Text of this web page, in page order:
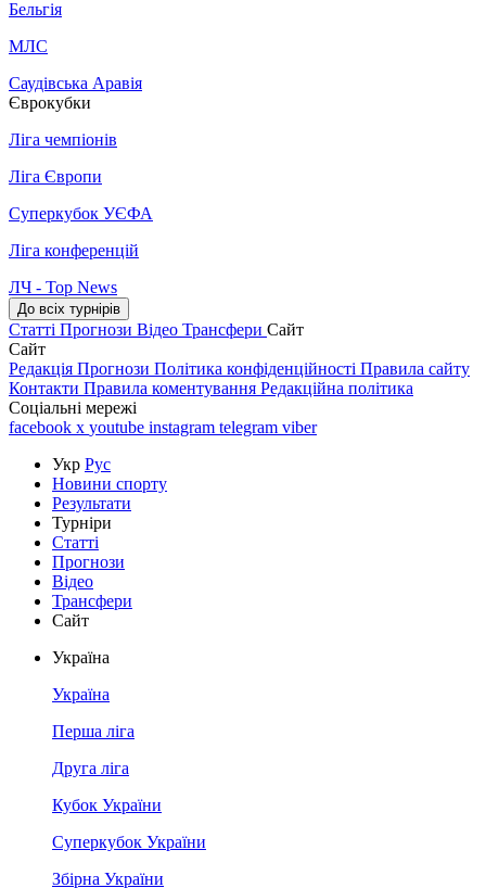
Бельгія
МЛС
Саудівська Аравія
Єврокубки
Ліга чемпіонів
Ліга Європи
Суперкубок УЄФА
Ліга конференцій
ЛЧ - Top News
До всіх турнірів
Статті Прогнози Відео Трансфери Сайт
Сайт
Редакція Прогнози Політика конфіденційності Правила сайту
Контакти Правила коментування Редакційна політика
Соціальні мережі
facebook x youtube instagram telegram viber
Укр Рус
Новини спорту
Результати
Турніри
Статті
Прогнози
Відео
Трансфери
Сайт
Україна
Україна
Перша ліга
Друга ліга
Кубок України
Суперкубок України
Збірна України